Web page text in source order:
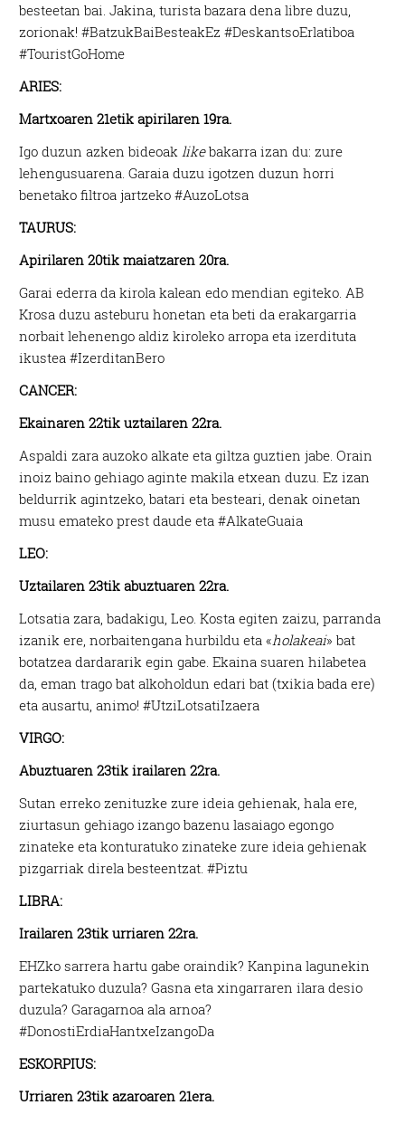
besteetan bai. Jakina, turista bazara dena libre duzu,
zorionak! #BatzukBaiBesteakEz #DeskantsoErlatiboa
#TouristGoHome
ARIES:
Martxoaren 21etik apirilaren 19ra.
Igo duzun azken bideoaklikebakarra izan du: zure
lehengusuarena. Garaia duzu igotzen duzun horri
benetako filtroa jartzeko #AuzoLotsa
TAURUS:
Apirilaren 20tik maiatzaren 20ra.
Garai ederra da kirola kalean edo mendian egiteko. AB
Krosa duzu asteburu honetan eta beti da erakargarria
norbait lehenengo aldiz kiroleko arropa eta izerdituta
ikustea #IzerditanBero
CANCER:
Ekainaren 22tik uztailaren 22ra.
Aspaldi zara auzoko alkate eta giltza guztien jabe. Orain
inoiz baino gehiago aginte makila etxean duzu. Ez izan
beldurrik agintzeko, batari eta besteari, denak oinetan
musu emateko prest daude eta #AlkateGuaia
LEO:
Uztailaren 23tik abuztuaren 22ra.
Lotsatia zara, badakigu, Leo. Kosta egiten zaizu, parranda
izanik ere, norbaitengana hurbildu eta «holakeai» bat
botatzea dardararik egin gabe. Ekaina suaren hilabetea
da, eman trago bat alkoholdun edari bat (txikia bada ere)
eta ausartu, animo! #UtziLotsatiIzaera
VIRGO:
Abuztuaren 23tik irailaren 22ra.
Sutan erreko zenituzke zure ideia gehienak, hala ere,
ziurtasun gehiago izango bazenu lasaiago egongo
zinateke eta konturatuko zinateke zure ideia gehienak
pizgarriak direla besteentzat. #Piztu
LIBRA:
Irailaren 23tik urriaren 22ra.
EHZko sarrera hartu gabe oraindik? Kanpina lagunekin
partekatuko duzula? Gasna eta xingarraren ilara desio
duzula? Garagarnoa ala arnoa?
#DonostiErdiaHantxeIzangoDa
ESKORPIUS:
Urriaren 23tik azaroaren 21era.